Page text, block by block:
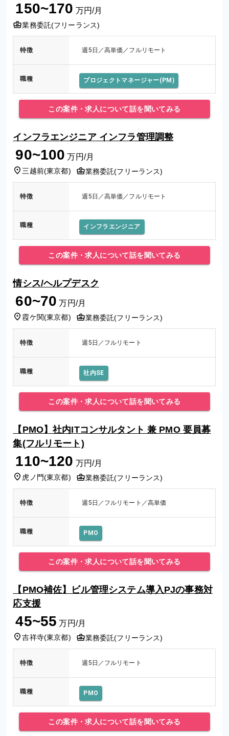
150~170 万円/月
業務委託(フリーランス)
特徴 週5日／高単価／フルリモート
職種 プロジェクトマネージャー(PM)
この案件・求人について話を聞いてみる
インフラエンジニア インフラ管理調整
90~100 万円/月
三越前(東京都) 業務委託(フリーランス)
特徴 週5日／高単価／フルリモート
職種 インフラエンジニア
この案件・求人について話を聞いてみる
情シス/ヘルプデスク
60~70 万円/月
霞ケ関(東京都) 業務委託(フリーランス)
特徴 週5日／フルリモート
職種 社内SE
この案件・求人について話を聞いてみる
【PMO】社内ITコンサルタント 兼 PMO 要員募
集(フルリモート)
110~120 万円/月
虎ノ門(東京都) 業務委託(フリーランス)
特徴 週5日／フルリモート／高単価
職種 PMO
この案件・求人について話を聞いてみる
【PMO補佐】ビル管理システム導入PJの事務対
応支援
45~55 万円/月
吉祥寺(東京都) 業務委託(フリーランス)
特徴 週5日／フルリモート
職種 PMO
この案件・求人について話を聞いてみる